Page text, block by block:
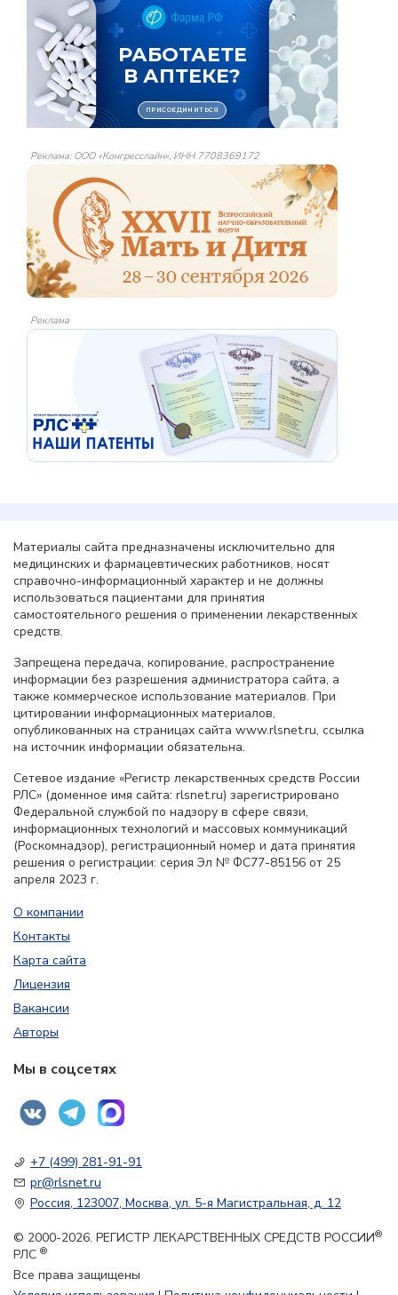
Реклама: ООО «Конгресслайн», ИНН 7708369172
Реклама
Материалы сайта предназначены исключительно для
медицинских и фармацевтических работников, носят
справочно-информационный характер и не должны
использоваться пациентами для принятия
самостоятельного решения о применении лекарственных
средств.
Запрещена передача, копирование, распространение
информации без разрешения администратора сайта, а
также коммерческое использование материалов. При
цитировании информационных материалов,
опубликованных на страницах сайта www.rlsnet.ru, ссылка
на источник информации обязательна.
Сетевое издание «Регистр лекарственных средств России
РЛС» (доменное имя сайта: rlsnet.ru) зарегистрировано
Федеральной службой по надзору в сфере связи,
информационных технологий и массовых коммуникаций
(Роскомнадзор), регистрационный номер и дата принятия
решения о регистрации: серия Эл № ФС77-85156 от 25
апреля 2023 г.
О компании
Контакты
Карта сайта
Лицензия
Вакансии
Авторы
Мы в соцсетях
+7 (499) 281-91-91
pr@rlsnet.ru
Россия, 123007, Москва, ул. 5-я Магистральная, д. 12
© 2000-2026. РЕГИСТР ЛЕКАРСТВЕННЫХ СРЕДСТВ РОССИИ®
РЛС ®
Все права защищены